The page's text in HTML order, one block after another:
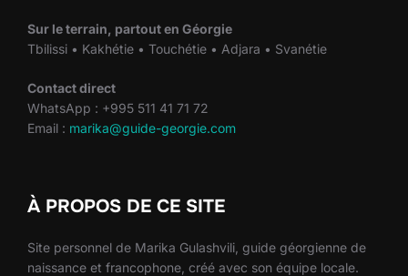
Sur le terrain, partout en Géorgie
Tbilissi • Kakhétie • Touchétie • Adjara • Svanétie
Contact direct
WhatsApp : +995 511 41 71 72
Email : marika@guide-georgie.com
À PROPOS DE CE SITE
Site personnel de Marika Gulashvili, guide géorgienne de
naissance et francophone, créé avec son équipe locale.